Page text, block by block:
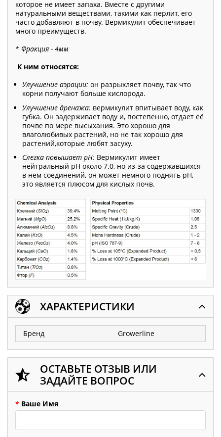
которое не имеет запаха. Вместе с другими
натуральными веществами, такими как перлит, его
часто добавляют в почву. Вермикулит обеспечивает
много преимуществ.
* Фракция - 4мм
К ним относятся:
Улучшение аэрации: он разрыхляет почву, так что
корни получают больше кислорода.
Улучшение дренажа: вермикулит впитывает воду, как
губка. Он задерживает воду и, постепенно, отдает её
почве по мере высыхания. Это хорошо для
влаголюбивых растений, но не так хорошо для
растений,которые любят засуху.
Слегка повышает pH: Вермикулит имеет
нейтральный pH около 7.0, но из-за содержавшихся
в нем соединений, он может немного поднять pH,
это является плюсом для кислых почв.
ХАРАКТЕРИСТИКИ
Бренд Growerline
ОСТАВЬТЕ ОТЗЫВ ИЛИ
ЗАДАЙТЕ ВОПРОС
* Ваше Имя